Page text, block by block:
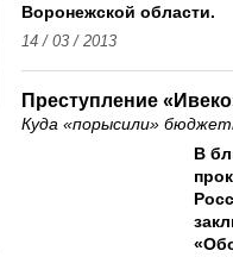
Воронежской области.
14 / 03 / 2013
Преступление
Куда «порысили»
В